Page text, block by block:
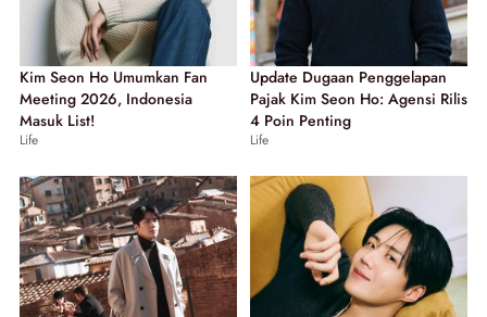
Kim Seon Ho Umumkan Fan
Meeting 2026, Indonesia
Masuk List!
Life
Update Dugaan Penggelapan
Pajak Kim Seon Ho: Agensi Rilis
4 Poin Penting
Life